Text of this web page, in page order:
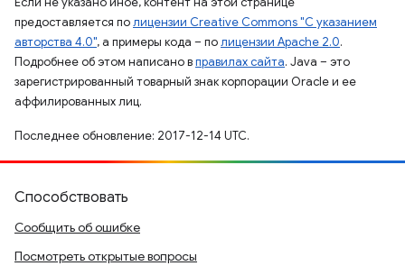
предоставляется полицензии Creative Commons "С указанием
авторства 4.0", а примеры кода – полицензии Apache 2.0.
Подробнее об этом написано вправилах сайта. Java – это
зарегистрированный товарный знак корпорации Oracle и ее
аффилированных лиц.
Последнее обновление: 2017-12-14 UTC.
Способствовать
Сообщить об ошибке
Посмотреть открытые вопросы